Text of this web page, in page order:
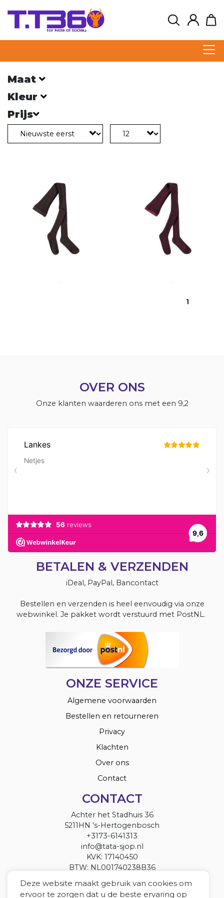
Deze website maakt gebruik van cookies om
ervoor te zorgen dat u de beste ervaring op
Maat
Kleur
Prijs
1
OVER ONS
Onze klanten waarderen ons met een 9,2
BETALEN & VERZENDEN
iDeal, PayPal, Bancontact
Bestellen en verzenden is heel eenvoudig via onze
webwinkel. Je pakket wordt verstuurd met PostNL.
ONZE SERVICE
Algemene voorwaarden
Bestellen en retourneren
Privacy
Klachten
Over ons
Contact
CONTACT
Achter het Stadhuis 36
5211HN 's-Hertogenbosch
+3173-6141313
info@tata-sjop.nl
KVK: 17140450
BTW: NL001740238B36